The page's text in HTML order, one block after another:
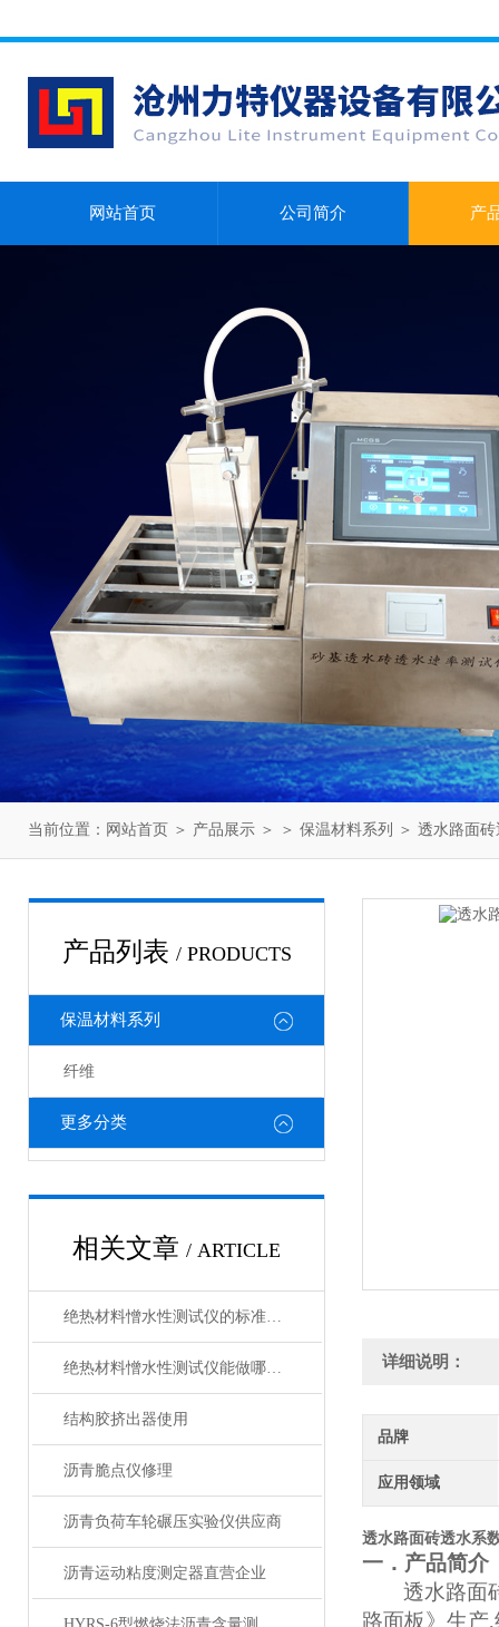
网站首页 公司简介 产
当前位置： 网站首页 ＞ 产品展示 ＞ ＞ 保温材料系列 ＞ 透水路面
产品列表 / PRODUCTS
保温材料系列
纤维
更多分类
相关文章 / ARTICLE
绝热材料憎水性测试仪的标准化操作流程分享
绝热材料憎水性测试仪能做哪些测试？
结构胶挤出器使用
沥青脆点仪修理
沥青负荷车轮碾压实验仪供应商
沥青运动粘度测定器直营企业
详细说明：
品牌
应用领域
透水路面砖透水系
一 ．产品简介
透水路面
路面板》生产